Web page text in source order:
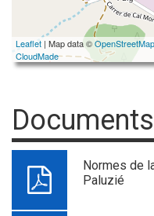
Leaflet | Map data ©OpenStreetMap
CloudMade
Normes de
Paluzié